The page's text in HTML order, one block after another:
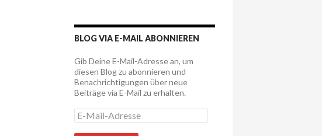
BLOG VIA E-MAIL ABONNIEREN
Gib Deine E-Mail-Adresse an, um
diesen Blog zu abonnieren und
Benachrichtigungen über neue
Beiträge via E-Mail zu erhalten.
E
-